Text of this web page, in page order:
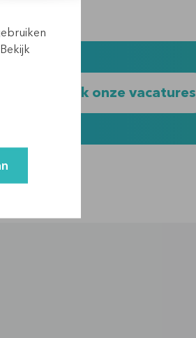
Bekijk onze vacatures